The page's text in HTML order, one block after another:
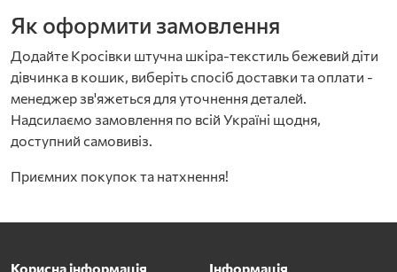
Як оформити замовлення
Додайте Кросівки штучна шкіра-текстиль бежевий діти
дівчинка в кошик, виберіть спосіб доставки та оплати -
менеджер зв'яжеться для уточнення деталей.
Надсилаємо замовлення по всій Україні щодня,
доступний самовивіз.
Приємних покупок та натхнення!
Інформація
Корисна інформація